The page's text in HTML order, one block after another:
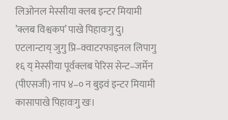
लिओनल मेस्सीया क्लब इन्टर मियामी
’क्लब विश्वकप’ पाखे पिहावःगु दु।
एटलान्टाय् जुगु प्रि–क्वाटरफाइनल लिपागु
१६ य् मेस्सीया पूर्वक्लब पेरिस सेन्ट–जर्मेन
(पीएसजी) नाप ४–० न बुइवं इन्टर मियामी
कासापाखे पिहावःगु खः।